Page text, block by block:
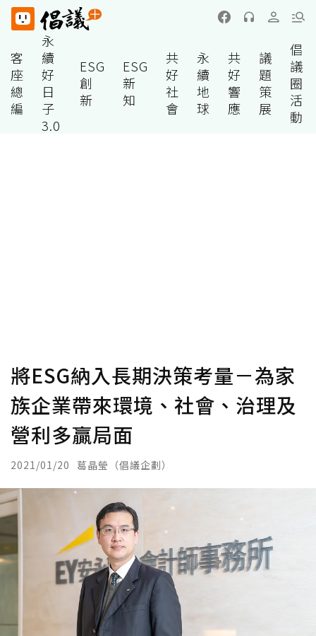
客
座
總
編
永
續
好
日
子
3.0
ESG
創
新
ESG
新
知
共
好
社
會
永
續
地
球
共
好
響
應
議
題
策
展
倡
議
圈
活
動
將ESG納入長期決策考量－為家
族企業帶來環境、社會、治理及
營利多贏局面
2021/01/20 葛晶瑩（倡議企劃）